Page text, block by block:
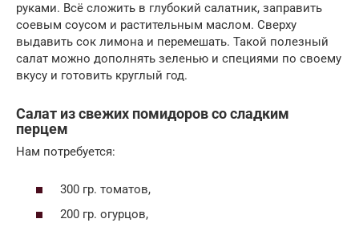
руками. Всё сложить в глубокий салатник, заправить
соевым соусом и растительным маслом. Сверху
выдавить сок лимона и перемешать. Такой полезный
салат можно дополнять зеленью и специями по своему
вкусу и готовить круглый год.
Салат из свежих помидоров со сладким
перцем
Нам потребуется:
300 гр. томатов,
200 гр. огурцов,